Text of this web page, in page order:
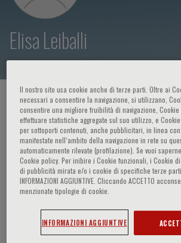
Elisa Leiballi
HOME PAGE / CURSOS Y EVENTOS /
Elisa Leiballi
Currículum Vitae
Il nostro sito usa cookie anche di terze parti. Oltre ai
necessari a consentire la navigazione, si utilizzano,
consentire una migliore fruibilità di navigazione,
effettuare statistiche aggregate sul suo utilizzo, e
per sottoporti contenuti, anche pubblicitari, in linea
manifestate nell‘ambito della navigazione in rete su
automaticamente rilevate (profilazione). Se vuoi
Cookie policy. Per inibire i Cookie funzionali, i Cookie
di pubblicità mirata e/o i cookie di specifiche terze
INFORMAZIONI AGGIUNTIVE. Cliccando ACCETTO
menzionate tipologie di cookie.
INFORMAZIONI AGGIUNTIVE